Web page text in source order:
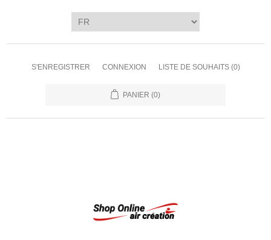
S'ENREGISTRER CONNEXION LISTE DE SOUHAITS (0)
PANIER (0)